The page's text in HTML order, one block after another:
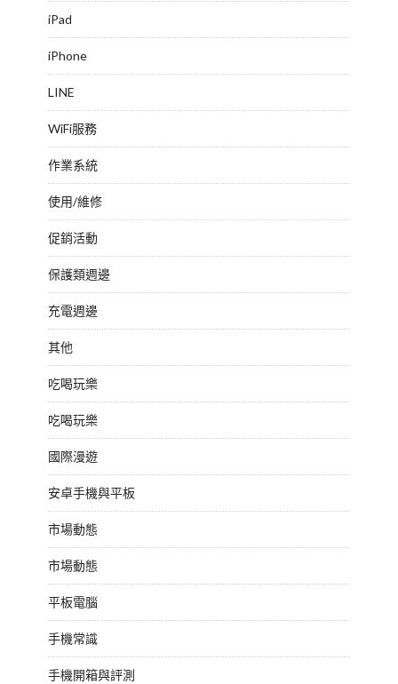
iPad
iPhone
LINE
WiFi服務
作業系統
使用/維修
促銷活動
保護類週邊
充電週邊
其他
吃喝玩樂
吃喝玩樂
國際漫遊
安卓手機與平板
市場動態
市場動態
平板電腦
手機常識
手機開箱與評測